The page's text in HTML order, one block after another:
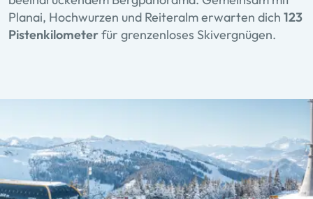
Planai, Hochwurzen und Reiteralm erwarten dich 123
Pistenkilometerfür grenzenloses Skivergnügen.